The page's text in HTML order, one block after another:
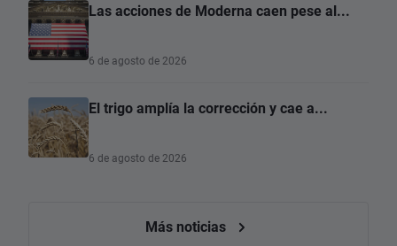
Las acciones de Moderna caen pese al...
6 de agosto de 2026
El trigo amplía la corrección y cae a...
6 de agosto de 2026
Más noticias